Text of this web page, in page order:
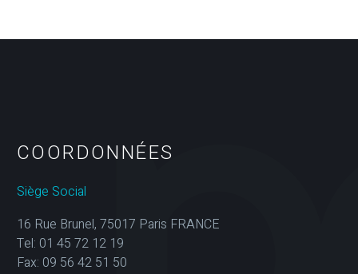
COORDONNÉES
Siège Social
16 Rue Brunel, 75017 Paris FRANCE
Tel: 01 45 72 12 19
Fax: 09 56 42 51 50